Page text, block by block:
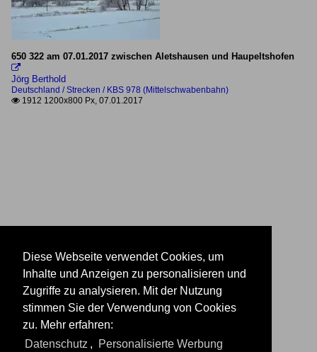
650 322 am 07.01.2017 zwischen Aletshausen und Haupeltshofen

Jörg Berthold
Deutschland / Strecken / KBS 978 (Mittelschwabenbahn)
 1912 1200x800 Px, 07.01.2017
Diese Webseite verwendet Cookies, um
Inhalte und Anzeigen zu personalisieren und
Zugriffe zu analysieren. Mit der Nutzung
stimmen Sie der Verwendung von Cookies
zu. Mehr erfahren:
Datenschutz , Personalisierte Werbung